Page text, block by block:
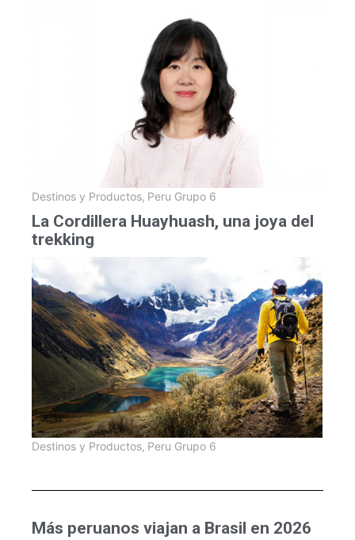
Destinos y Productos, Peru Grupo 6
La Cordillera Huayhuash, una joya del
trekking
Destinos y Productos, Peru Grupo 6
Más peruanos viajan a Brasil en 2026